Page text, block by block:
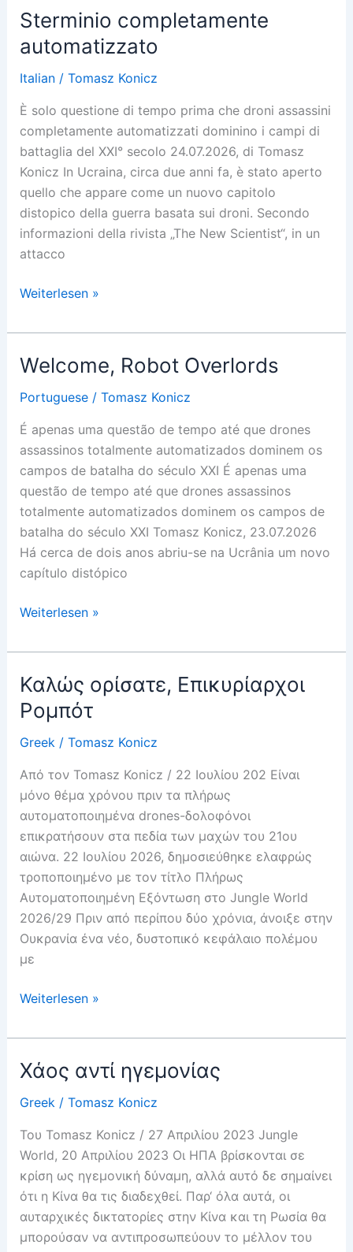
Artificial
Fertilizer
Sterminio completamente
automatizzato
Italian/ Tomasz Konicz
È solo questione di tempo prima che droni assassini
completamente automatizzati dominino i campi di
battaglia del XXI° secolo 24.07.2026, di Tomasz
Konicz In Ucraina, circa due anni fa, è stato aperto
quello che appare come un nuovo capitolo
distopico della guerra basata sui droni. Secondo
informazioni della rivista „The New Scientist“, in un
attacco
Sterminio
automatizzato
Weiterlesen »
Welcome, Robot Overlords
Portuguese/ Tomasz Konicz
É apenas uma questão de tempo até que drones
assassinos totalmente automatizados dominem os
campos de batalha do século XXI É apenas uma
questão de tempo até que drones assassinos
totalmente automatizados dominem os campos de
batalha do século XXI Tomasz Konicz, 23.07.2026
Há cerca de dois anos abriu-se na Ucrânia um novo
capítulo distópico
Welcome,
Overlords
Weiterlesen »
Καλώς ορίσατε, Eπικυρίαρχοι
Ρομπότ
Greek / Tomasz Konicz
Από τον Tomasz Konicz / 22 Ιουλίου 202 Είναι
μόνο θέμα χρόνου πριν τα πλήρως
αυτοματοποιημένα drones-δολοφόνοι
επικρατήσουν στα πεδία των μαχών του 21ου
αιώνα. 22 Ιουλίου 2026, δημοσιεύθηκε ελαφρώς
τροποποιημένο με τον τίτλο Πλήρως
Αυτοματοποιημένη Εξόντωση στο Jungle World
2026/29 Πριν από περίπου δύο χρόνια, άνοιξε στην
Ουκρανία ένα νέο, δυστοπικό κεφάλαιο πολέμου
με
Καλώς
Eπικυρίαρχοι
Ρομπότ
Weiterlesen »
Χάος αντί ηγεμονίας
Greek / Tomasz Konicz
Του Tomasz Konicz / 27 Απριλίου 2023 Jungle
World, 20 Απριλίου 2023 Οι ΗΠΑ βρίσκονται σε
κρίση ως ηγεμονική δύναμη, αλλά αυτό δε σημαίνει
ότι η Κίνα θα τις διαδεχθεί. Παρ‘ όλα αυτά, οι
αυταρχικές δικτατορίες στην Κίνα και τη Ρωσία θα
μπορούσαν να αντιπροσωπεύουν το μέλλον του